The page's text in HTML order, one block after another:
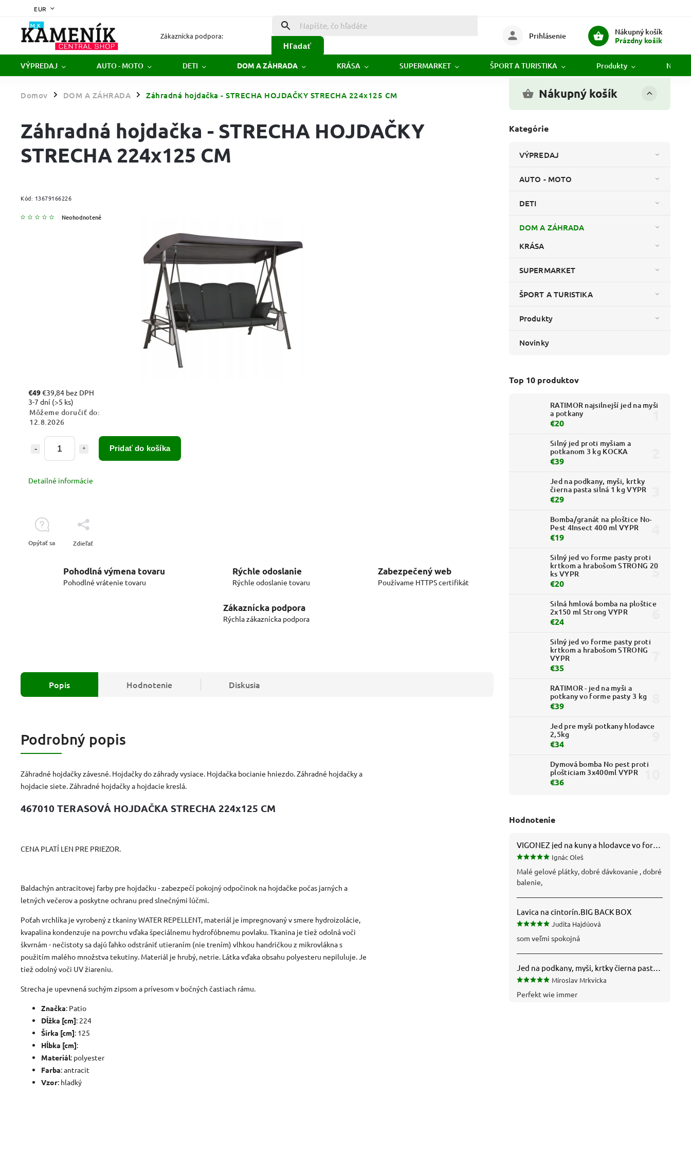
EUR
Zákaznícka podpora:
Hľadať
Nákupný košík
Prázdny košík
Prihlásenie
VÝPREDAJ AUTO - MOTO DETI DOM A ZÁHRADA KRÁSA SUPERMARKET ŠPORT A TURISTIKA Produkty
Domov / DOM A ZÁHRADA / Záhradná hojdačka - STRECHA HOJDAČKY STRECHA 224x125 CM Nákupný košík
Kategórie
VÝPREDAJ
AUTO - MOTO
DETI
DOM A ZÁHRADA
KRÁSA
SUPERMARKET
ŠPORT A TURISTIKA
Produkty
Novinky
Top 10 produktov
RATIMOR najsilnejší jed na myši
a potkany
€20
Silný jed proti myšiam a
potkanom 3 kg KOCKA
€39
Jed na podkany, myši, krtky
čierna pasta silná 1 kg VYPR
€29
Bomba/granát na ploštice No-
Pest 4Insect 400 ml VYPR
€19
Silný jed vo forme pasty proti
krtkom a hrabošom STRONG 20
ks VYPR
€20
Silná hmlová bomba na ploštice
2x150 ml Strong VYPR
€24
Silný jed vo forme pasty proti
krtkom a hrabošom STRONG
VYPR
€35
RATIMOR - jed na myši a
potkany vo forme pasty 3 kg
€39
Jed pre myši potkany hlodavce
2,5kg
€34
Dymová bomba No pest proti
plošticiam 3x400ml VYPR
€36
Hodnotenie
VIGONEZ jed na kuny a hlodavce vo forme pasty 1,5 kg
Ignác Oleš
Malé gelové plátky, dobré dávkovanie , dobré
balenie,
Lavica na cintorín.BIG BACK BOX
Judita Hajdúová
som veľmi spokojná
Jed na podkany, myši, krtky čierna pasta silná 1 kg VYPR
Miroslav Mrkvicka
Perfekt wie immer
Záhradná hojdačka - STRECHA HOJDAČKY
STRECHA 224x125 CM
Kód: 13679166226
Neohodnotené
€49€39,84 bez DPH
3-7 dní (>5 ks)
Môžeme doručiť do:
12.8.2026
Pridať do košíka
Detailné informácie
Opýtať sa Zdieľať
Pohodlná výmena tovaru
Pohodlné vrátenie tovaru
Rýchle odoslanie
Rýchle odoslanie tovaru
Zabezpečený web
Používame HTTPS certifikát
Zákaznícka podpora
Rýchla zákaznícka podpora
Popis Hodnotenie Diskusia
Podrobný popis
Záhradné hojdačky závesné. Hojdačky do záhrady vysiace. Hojdačka bocianie hniezdo. Záhradné hojdačky a
hojdacie siete. Záhradné hojdačky a hojdacie kreslá.
467010 TERASOVÁ HOJDAČKA STRECHA 224x125 CM
CENA PLATÍ LEN PRE PRIEZOR.
Baldachýn antracitovej farby pre hojdačku - zabezpečí pokojný odpočinok na hojdačke počas jarných a
letných večerov a poskytne ochranu pred slnečnými lúčmi.
Poťah vrchlíka je vyrobený z tkaniny WATER REPELLENT, materiál je impregnovaný v smere hydroizolácie,
kvapalina kondenzuje na povrchu vďaka špeciálnemu hydrofóbnemu povlaku. Tkanina je tiež odolná voči
škvrnám - nečistoty sa dajú ľahko odstrániť utieraním (nie trením) vlhkou handričkou z mikrovlákna s
použitím malého množstva tekutiny. Materiál je hrubý, netrie. Látka vďaka obsahu polyesteru nepiluluje. Je
tiež odolný voči UV žiareniu.
Strecha je upevnená suchým zipsom a prívesom v bočných častiach rámu.
Značka: Patio
Dĺžka [cm]: 224
Šírka [cm]: 125
Hĺbka [cm]:
Materiál: polyester
Farba: antracit
Vzor: hladký